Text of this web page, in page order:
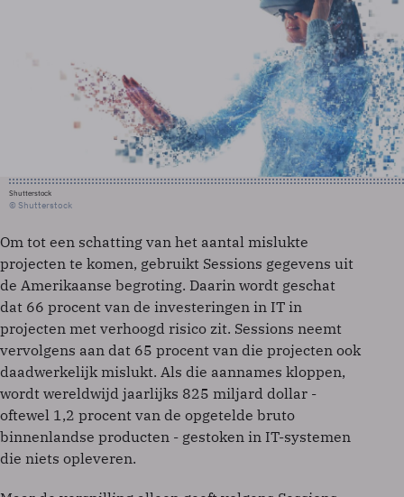
Shutterstock
© Shutterstock
Om tot een schatting van het aantal mislukte
projecten te komen, gebruikt Sessions gegevens uit
de Amerikaanse begroting. Daarin wordt geschat
dat 66 procent van de investeringen in IT in
projecten met verhoogd risico zit. Sessions neemt
vervolgens aan dat 65 procent van die projecten ook
daadwerkelijk mislukt. Als die aannames kloppen,
wordt wereldwijd jaarlijks 825 miljard dollar -
oftewel 1,2 procent van de opgetelde bruto
binnenlandse producten - gestoken in IT-systemen
die niets opleveren.